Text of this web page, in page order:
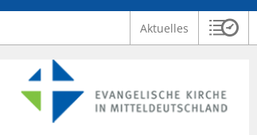
Aktuelles
oder "Pfarrerausschuss".
in Mitteldeutschland